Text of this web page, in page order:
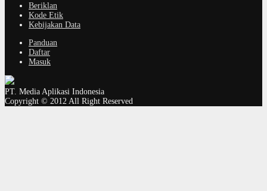
Beriklan
Kode Etik
Kebijakan Data
Panduan
Daftar
Masuk
PT. Media Aplikasi Indonesia
Copyright © 2012 All Right Reserved